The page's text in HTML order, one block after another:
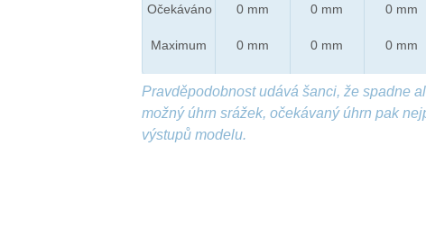
Očekáváno
Maximum
0 mm
0 mm
0 mm
0 mm
0 mm
0 mm
Pravděpodobnost udává šanci, že spadne
možný úhrn srážek, očekávaný úhrn pak
výstupů modelu.